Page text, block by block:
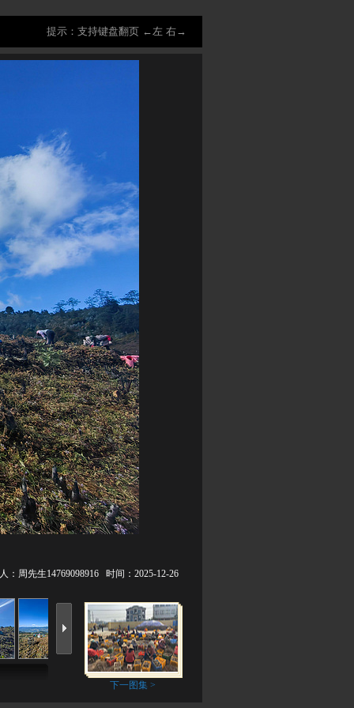
提示：支持键盘翻页 ←左 右→
：周先生14769098916 时间：2025-12-26
下一图集 >